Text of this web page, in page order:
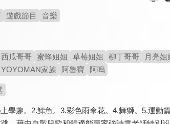
遊戲節目 音樂
西瓜哥哥 蜜蜂姐姐 草莓姐姐 柳丁哥哥 月亮姐
YOYOMAN家族 阿魯寶 阿嗚
學趣。2.鱷魚。3.彩色雨傘花。4.舞獅。5.運